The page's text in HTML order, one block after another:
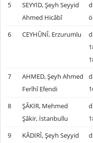
5
SEYYİD, Şeyh Seyyid
Ahmed Hicâbî
6 CEYHÛNÎ, Erzurumlu
7
AHMED, Şeyh Ahmed
Ferîhî Efendi
8
ŞÂKİR, Mehmed
Şâkir, İstanbullu
9
KÂDİRÎ, Şeyh Seyyid